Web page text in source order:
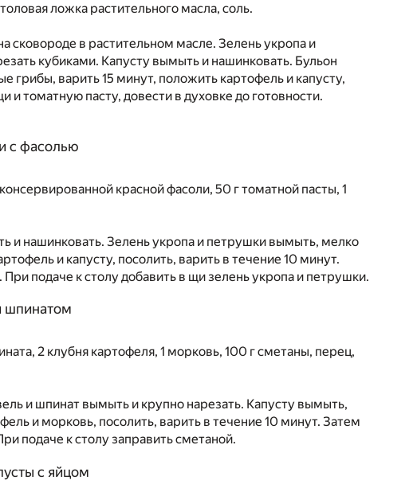
ложка растительного масла, соль.
сковороде в растительном масле. Зелень укропа и
кубиками. Капусту вымыть и нашинковать. Бульон
грибы, варить 15 минут, положить картофель и капусту,
томатную пасту, довести в духовке до готовности.
с фасолью
красной фасоли, 50 г томатной пасты, 1
и нашинковать. Зелень укропа и петрушки вымыть, мелко
и капусту, посолить, варить в течение 10 минут.
подаче к столу добавить в щи зелень укропа и петрушки.
шпинатом
2 клубня картофеля, 1 морковь, 100 г сметаны, перец,
и шпинат вымыть и крупно нарезать. Капусту вымыть,
и морковь, посолить, варить в течение 10 минут. Затем
подаче к столу заправить сметаной.
с яйцом